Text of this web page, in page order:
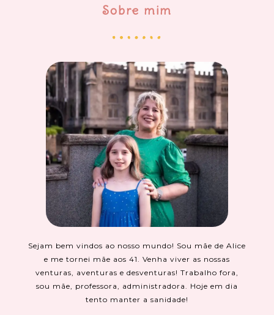
Sobre mim
Sejam bem vindos ao nosso mundo! Sou mãe de Alice
e me tornei mãe aos 41. Venha viver as nossas
venturas, aventuras e desventuras! Trabalho fora,
sou mãe, professora, administradora. Hoje em dia
tento manter a sanidade!